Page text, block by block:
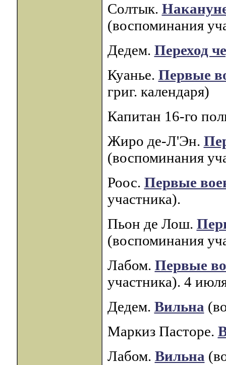
Солтык.
(воспоминания
Дедем. Переход
Куанье. Первые
григ. календаря)
Капитан 16-го
Жиро де-Л'Эн.
(воспоминания
Роос. Первые
участника).
Пьон де Лош.
(воспоминания
Лабом. Первые
участника). 4
Дедем. Вильна
Маркиз Пасторе.
Лабом. Вильна